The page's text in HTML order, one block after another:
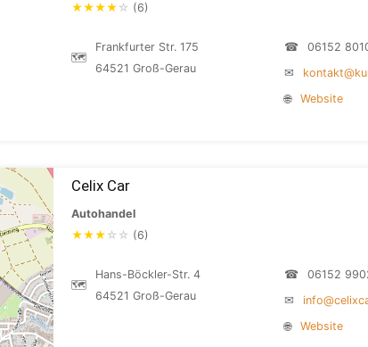
★★★★ ☆ (6)
🗺
Frankfurter Str. 175
64521 Groß-Gerau
☎
06152
✉
🌐
Website
Celix Car
Autohandel
★★★ ☆ ☆ (6)
🗺
Hans-Böckler-Str. 4
64521 Groß-Gerau
☎
06152
✉
🌐
Website